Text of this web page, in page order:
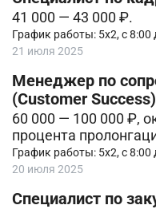
41 000 — 43 000 ₽.
График работы: 5х2, с 8:00
21 июля 2025
Менеджер по
(Customer Success)
60 000 — 100 000 ₽,
процента
График работы: 5х2, с 8:00
20 июля 2025
Специалист по